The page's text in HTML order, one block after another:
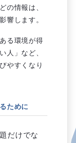
の情報は、
響します。
る環境が得
人」など、
やすくなり
ために
だけでな